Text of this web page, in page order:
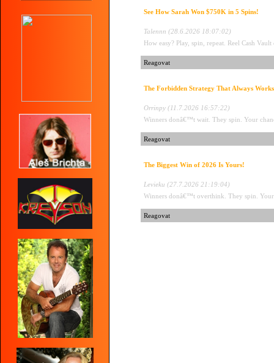
See How Sarah Won $750K in 5 Spins!
Talennn (28.6.2026 18:07:02)
How easy? Play, spin, repeat. Reel Cash
Reagovat
The Forbidden Strategy That Always
Orrinpy (11.7.2026 16:57:22)
Winners donâ€™t wait. They spin. Your
Reagovat
The Biggest Win of 2026 Is Yours!
Levieku (27.7.2026 21:19:04)
Winners donâ€™t overthink. They spin.
Reagovat